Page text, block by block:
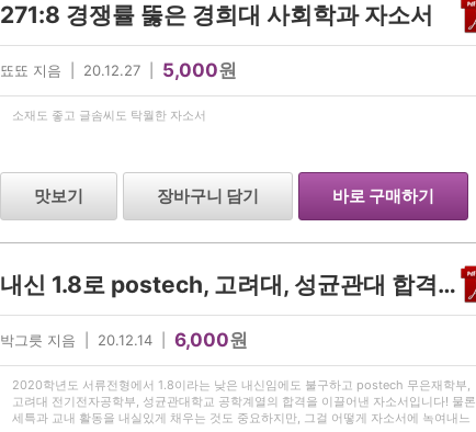
271:8 경쟁률 뚫은 경희대 사회학과 자소서
뚀뚀 지음 | 20.12.27 | 5,000원
소재도 좋고 글솜씨도 탁월한 자소서
맛보기 장바구니 담기 바로 구매하기
내신 1.8로 postech, 고려대, 성균관대 합격? 교수님들의 이목을 끄는 자소서!
박그릇 지음 | 20.12.14 | 6,000원
2020학년도 서류전형에서 1.8이라는 낮은 내신임에도 불구하고 postech 무은재학부,
고려대 전기전자공학부, 성균관대학교 공학계열의 합격을 이끌어낸 자소서입니다! 물론
세특과 교내 활동을 내실있게 채우는 것도 중요하지만, 그걸 어떻게 자소서에 녹여내느